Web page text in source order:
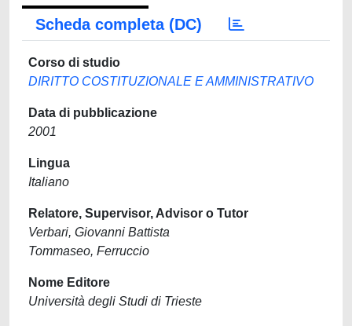
Scheda completa (DC)
Corso di studio
DIRITTO COSTITUZIONALE E AMMINISTRATIVO
Data di pubblicazione
2001
Lingua
Italiano
Relatore, Supervisor, Advisor o Tutor
Verbari, Giovanni Battista
Tommaseo, Ferruccio
Nome Editore
Università degli Studi di Trieste